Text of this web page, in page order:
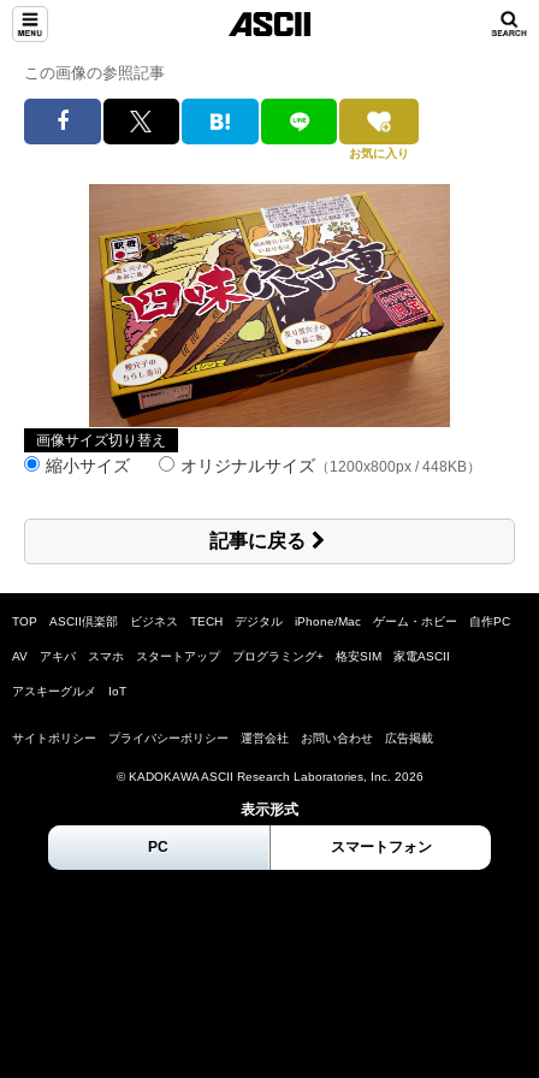
この画像の参照記事
お気に入り
画像サイズ切り替え
縮小サイズ オリジナルサイズ （1200x800px / 448KB）
記事に戻る
TOP ASCII倶楽部 ビジネス TECH デジタル iPhone/Mac ゲーム・ホビー 自作PC
AV アキバ スマホ スタートアップ プログラミング+ 格安SIM 家電ASCII
アスキーグルメ IoT
サイトポリシー プライバシーポリシー 運営会社 お問い合わせ 広告掲載
© KADOKAWA ASCII Research Laboratories, Inc. 2026
表示形式
PC スマートフォン